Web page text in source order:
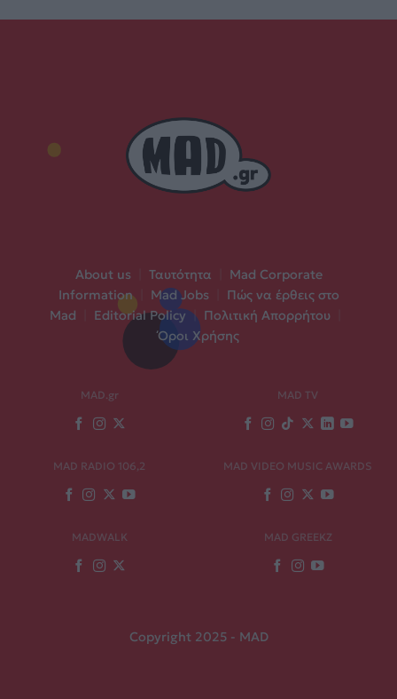
About us Ταυτότητα
Mad Corporate
Information
Mad Jobs
Πώς να έρθεις στο
Mad
Editorial Policy | Πολιτική Απορρήτου
Όροι Χρήσης
MAD.gr MAD TV
MAD RADIO 106,2 MAD VIDEO MUSIC AWARDS
MADWALK MAD GREEKZ
Copyright 2025 - MAD